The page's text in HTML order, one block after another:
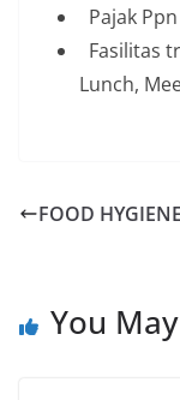
Pajak
Fasilitas
Lunch,
FOOD
You